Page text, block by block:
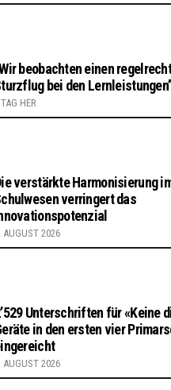
beobachten einen
bei den
HER
verstärkte Harmonisierung
verringert das
AUGUST 2026
Unterschriften für «Keine
in den ersten vier
AUGUST 2026